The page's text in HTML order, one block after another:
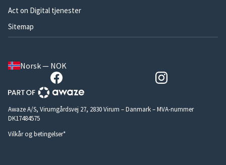
Act on Digital tjenester
Sitemap
Norsk — NOK
Awaze A/S, Virumgårdsvej 27, 2830 Virum – Danmark – MVA-nummer
DK17484575
Vilkår og betingelser*